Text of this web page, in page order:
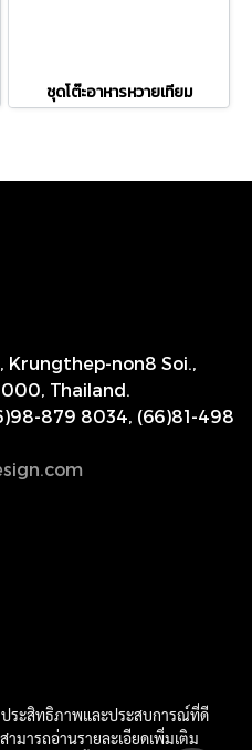
ชุดโต๊ะอาหารหวายเทียม
Krungthep-non8 Soi.,
Thailand.
879 8034, (66)81-498
ประสิทธิภาพและประสบการณ์ที่ดี
ามารถอ่านรายละเอียดเพิ่มเติม